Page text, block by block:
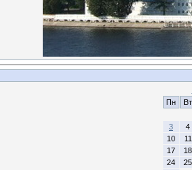
Пн
Вт
3
4
10
11
17
18
24
25